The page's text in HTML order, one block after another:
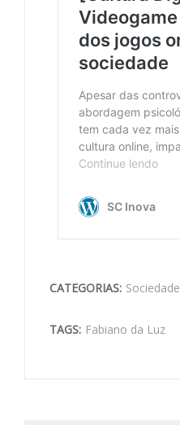
CATEGORIAS: Sociedade
TAGS: Fabiano da Luz